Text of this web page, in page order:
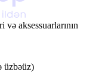
aksessuarlarının
üzbəüz)